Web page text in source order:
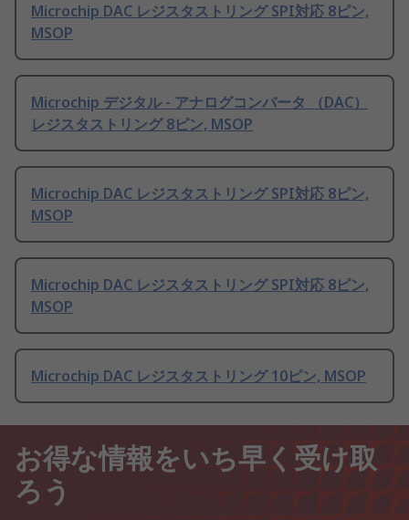
Microchip DAC レジスタストリング SPI対応 8ピン,
MSOP
Microchip デジタル - アナログコンバータ （DAC）
レジスタストリング 8ピン, MSOP
Microchip DAC レジスタストリング SPI対応 8ピン,
MSOP
Microchip DAC レジスタストリング SPI対応 8ピン,
MSOP
Microchip DAC レジスタストリング 10ピン, MSOP
お得な情報をいち早く受け取
ろう